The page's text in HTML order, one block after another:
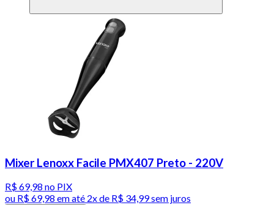
Mixer Lenoxx Facile PMX407 Preto - 220V
R$ 69,98 no PIX
ou R$ 69,98 em até 2x de R$ 34,99 sem juros